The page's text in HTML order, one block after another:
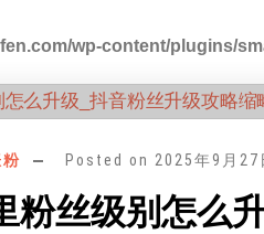
wp-content/plugins/
Posted on 2025年9月27
粉丝级别怎么